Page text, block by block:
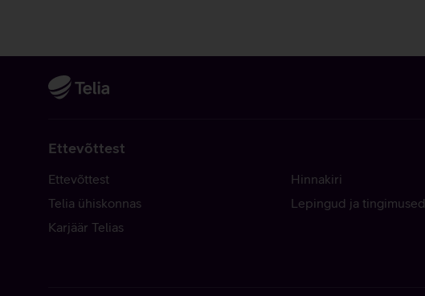
Ettevõttest
Ettevõttest
Telia ühiskonnas
Karjäär Telias
Hinnakiri
Lepingud ja tingimused